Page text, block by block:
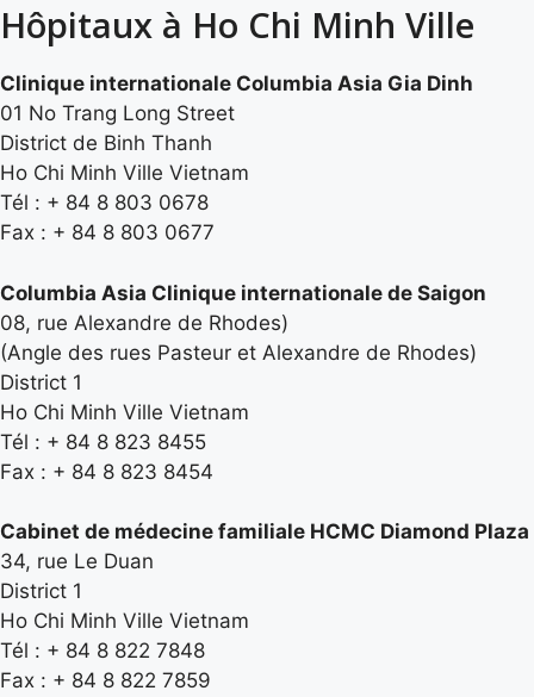
Hôpitaux à Ho Chi Minh Ville
Clinique internationale Columbia Asia Gia Dinh
01 No Trang Long Street
District de Binh Thanh
Ho Chi Minh Ville Vietnam
Tél : + 84 8 803 0678
Fax : + 84 8 803 0677
Columbia Asia Clinique internationale de Saigon
08, rue Alexandre de Rhodes)
(Angle des rues Pasteur et Alexandre de Rhodes)
District 1
Ho Chi Minh Ville Vietnam
Tél : + 84 8 823 8455
Fax : + 84 8 823 8454
Cabinet de médecine familiale HCMC Diamond Plaza
34, rue Le Duan
District 1
Ho Chi Minh Ville Vietnam
Tél : + 84 8 822 7848
Fax : + 84 8 822 7859